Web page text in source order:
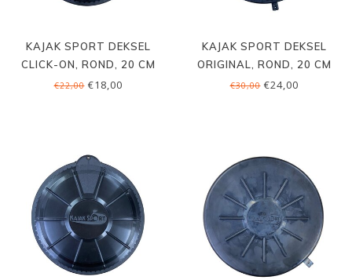
KAJAK SPORT DEKSEL
CLICK-ON, ROND, 20 CM
€22,00€18,00
KAJAK SPORT DEKSEL
ORIGINAL, ROND, 20 CM
€30,00€24,00